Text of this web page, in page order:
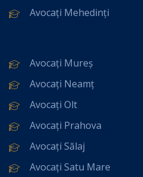
Avocați Mehedinți
Avocați Mureș
Avocați Neamț
Avocați Olt
Avocați Prahova
Avocați Sălaj
Avocați Satu Mare